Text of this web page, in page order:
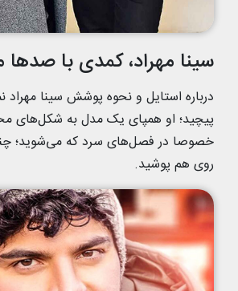
سینا مهراد، کمدی با
درباره استایل و نحوه پوشش سینا
پیچید؛ او همپای یک مدل به شکل‌های
خصوصا در فصل‌های سرد که می‌شوید؛
روی هم پوشید.